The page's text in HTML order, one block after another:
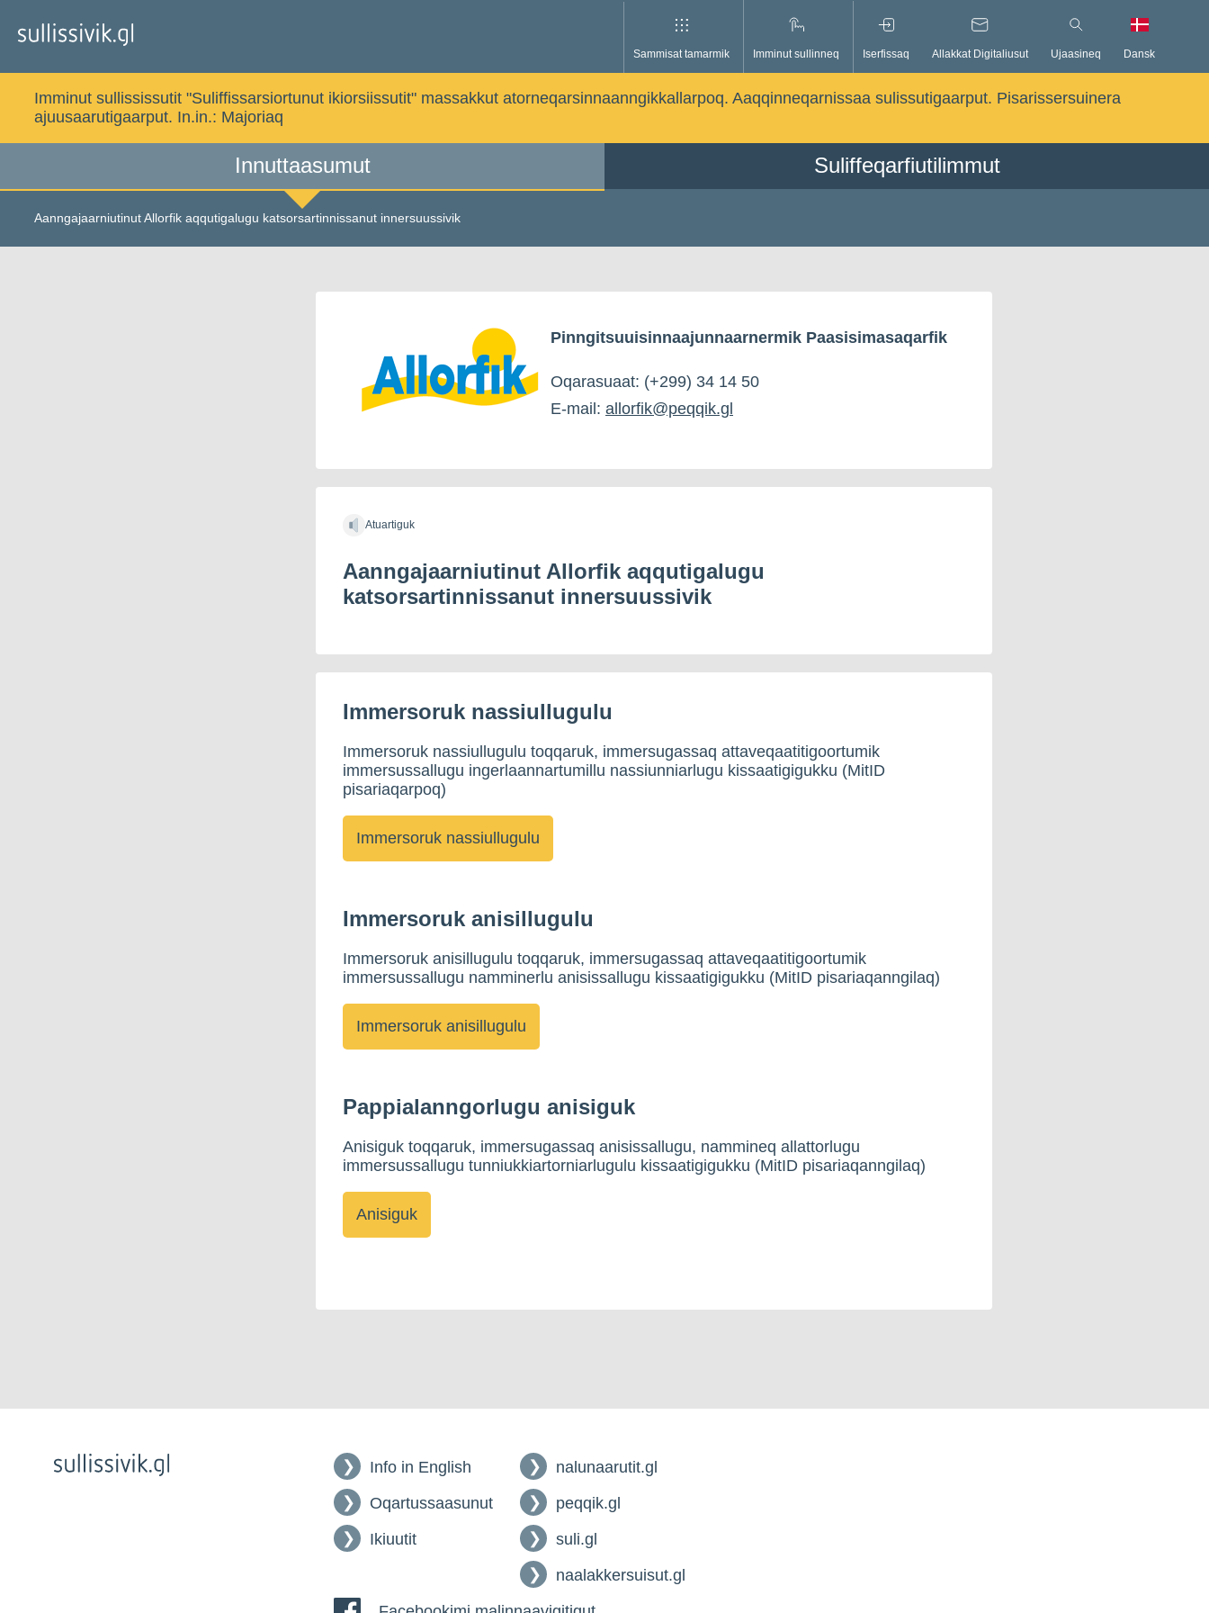
Sammisat tamarmik Imminut sullinneq Iserfissaq Allakkat Digitaliusut Ujaasineq Dansk
Imminut sullississutit "Suliffissarsiortunut ikiorsiissutit" massakkut atorneqarsinnaanngikkallarpoq. Aaqqinneqarnissaa sulissutigaarput. Pisarissersuinera
ajuusaarutigaarput. In.in.: Majoriaq
Innuttaasumut Suliffeqarfiutilimmut
Aanngajaarniutinut Allorfik aqqutigalugu katsorsartinnissanut innersuussivik
Pinngitsuuisinnaajunnaarnermik Paasisimasaqarfik
Oqarasuaat: (+299) 34 14 50
E-mail: allorfik@peqqik.gl
Atuartiguk
Aanngajaarniutinut Allorfik aqqutigalugu
katsorsartinnissanut innersuussivik
Immersoruk nassiullugulu
Immersoruk nassiullugulu toqqaruk, immersugassaq attaveqaatitigoortumik
immersussallugu ingerlaannartumillu nassiunniarlugu kissaatigigukku (MitID
pisariaqarpoq)
Immersoruk anisillugulu
Immersoruk anisillugulu toqqaruk, immersugassaq attaveqaatitigoortumik
immersussallugu namminerlu anisissallugu kissaatigigukku (MitID pisariaqanngilaq)
Pappialanngorlugu anisiguk
Anisiguk toqqaruk, immersugassaq anisissallugu, nammineq allattorlugu
immersussallugu tunniukkiartorniarlugulu kissaatigigukku (MitID pisariaqanngilaq)
Info in English
Oqartussaasunut
Ikiuutit
nalunaarutit.gl
peqqik.gl
suli.gl
naalakkersuisut.gl